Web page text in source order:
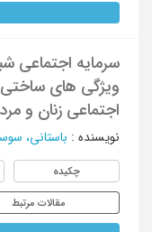
سرمایه اجتماعی
ویژگی های
اجتماعی زنان و
نویسنده : باستانی،
چکیده
مقالات مرتبط